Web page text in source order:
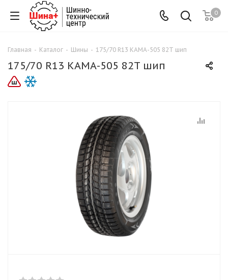
0
Главная - Каталог - Шины - 175/70 R13 КАМА-505 82T шип
175/70 R13 КАМА-505 82T шип